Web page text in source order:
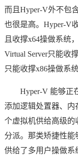
而且Hyper-V外不包
也很是高。Hyper-V
且收撑x64操做系统
Virtual Server只能收
只能收撑x86操做系统
Hyper-V 能够正在
添加逻辑处置器、内
个虚拟机供给高级
分派。那类矫捷性
供给了多用户操做系